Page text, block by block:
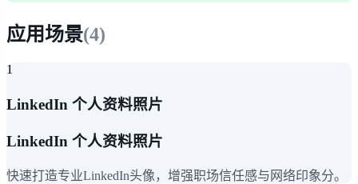
应用场景(4)
1
LinkedIn 个人资料照片
LinkedIn 个人资料照片
快速打造专业LinkedIn头像，增强职场信任感与网络印象分。